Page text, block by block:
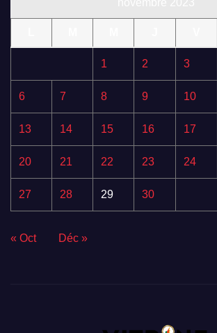
1 2 3
6 7 8 9 10
13 14 15 16 17
20 21 22 23 24
27 28 29 30
« Oct Déc »